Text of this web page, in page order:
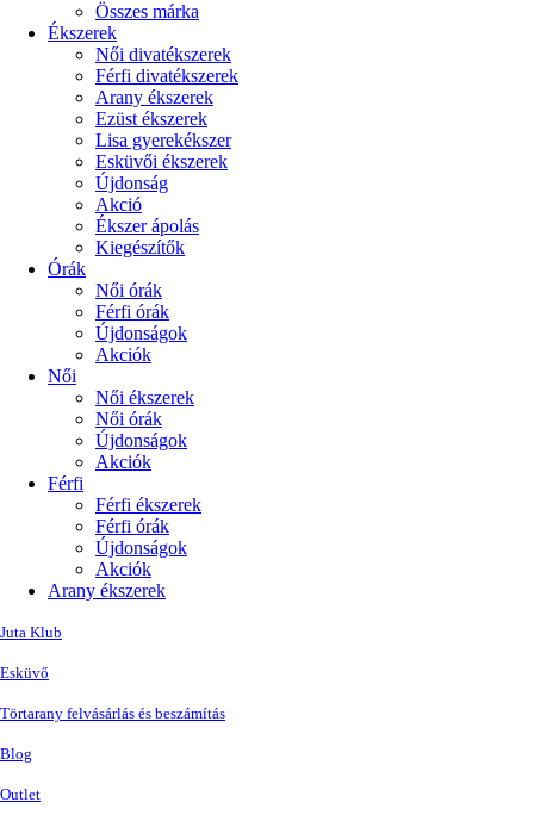
Összes márka
Ékszerek
Női divatékszerek
Férfi divatékszerek
Arany ékszerek
Ezüst ékszerek
Lisa gyerekékszer
Esküvői ékszerek
Újdonság
Akció
Ékszer ápolás
Kiegészítők
Órák
Női órák
Férfi órák
Újdonságok
Akciók
Női
Női ékszerek
Női órák
Újdonságok
Akciók
Férfi
Férfi ékszerek
Férfi órák
Újdonságok
Akciók
Arany ékszerek
Juta Klub
Esküvő
Törtarany felvásárlás és beszámítás
Blog
Outlet